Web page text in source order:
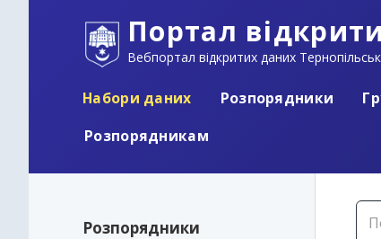
Портал
Вебпортал відкритих даних
Набори даних Розпорядники
Розпорядникам
Розпорядники